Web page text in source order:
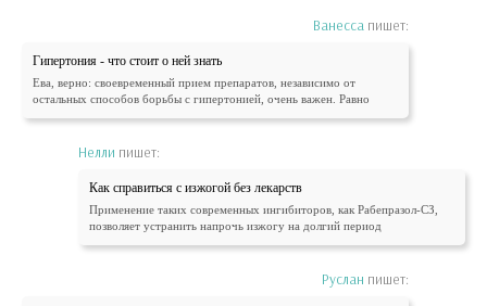
Ванесса пишет:
Гипертония - что стоит о ней знать
Ева, верно: своевременный прием препаратов, независимо от
остальных способов борьбы с гипертонией, очень важен. Равно
Нелли пишет:
Как справиться с изжогой без лекарств
Применение таких современных ингибиторов, как Рабепразол-СЗ,
позволяет устранить напрочь изжогу на долгий период
Руслан пишет: